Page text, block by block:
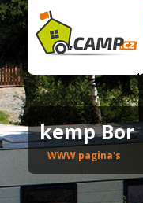
kemp Bor
WWW pagina's